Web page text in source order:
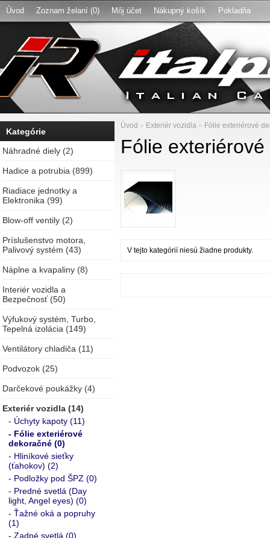
Úvod Zoznam želaní (0) Môj účet Nákupný košík Pokladňa
Kategórie
Náhradné diely (2)
Hadice a potrubia (899)
Riadiace jednotky a
Elektronika (99)
Blow-off ventily (2)
Príslušenstvo motora,
Palivový systém (43)
Náplne a kvapaliny (8)
Interiér vozidla a
Bezpečnosť (50)
Výfukový systém, Turbo,
Tepelná izolácia (149)
Ventilátory chladiča (11)
Podvozok (25)
Darčekové poukážky (4)
Exteriér vozidla (14)
- Úchyty kapoty (11)
- Fólie exteriérové
dekoračné (0)
- Hliníkové sieťky
(ťahokov) (2)
- Podložky pod ŠPZ (0)
- Predné svetlá (Day
light, Angel eyes) (0)
- Ťažné oká a popruhy
(1)
- Zadné svetlá (0)
Úvod » Exteriér vozidla » Fólie exteriérové
Fólie
V tejto kategórií niesú žiadne produkty.